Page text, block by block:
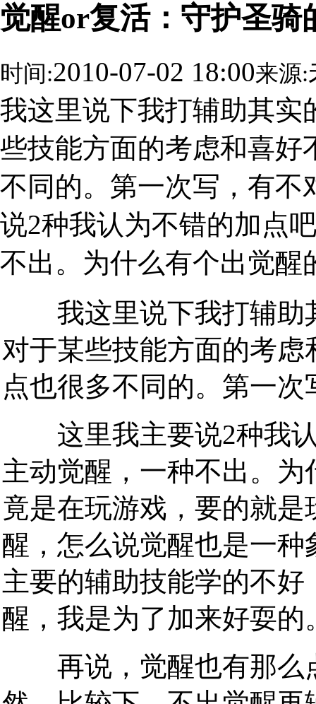
觉醒or复活：守护圣骑
时间:2010-07-02 18:00来源:
我这里说下我打辅助其实
些技能方面的考虑和喜好
不同的。第一次写，有不
说2种我认为不错的加点
不出。为什么有个出觉醒
我这里说下我打辅助
对于某些技能方面的考
点也很多不同的。第一次
这里我主要说2种我认
主动觉醒，一种不出。
竟是在玩游戏，要的就
醒，怎么说觉醒也是一
主要的辅助技能学的不
醒，我是为了加来好耍的
再说，觉醒也有那么